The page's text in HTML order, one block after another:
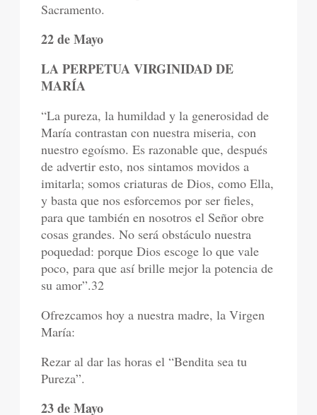
Sacramento.
22 de Mayo
LA PERPETUA VIRGINIDAD DE
MARÍA
“La pureza, la humildad y la generosidad de
María contrastan con nuestra miseria, con
nuestro egoísmo. Es razonable que, después
de advertir esto, nos sintamos movidos a
imitarla; somos criaturas de Dios, como Ella,
y basta que nos esforcemos por ser fieles,
para que también en nosotros el Señor obre
cosas grandes. No será obstáculo nuestra
poquedad: porque Dios escoge lo que vale
poco, para que así brille mejor la potencia de
su amor”.32
Ofrezcamos hoy a nuestra madre, la Virgen
María:
Rezar al dar las horas el “Bendita sea tu
Pureza”.
23 de Mayo